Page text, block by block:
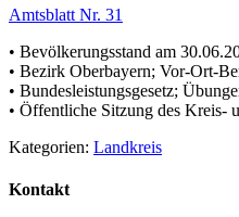
Amtsblatt Nr. 31
• Bevölkerungsstand am
• Bezirk Oberbayern; Vor-Ort-
• Bundesleistungsgesetz;
• Öffentliche Sitzung des Kreis-
Kategorien: Landkreis
Kontakt